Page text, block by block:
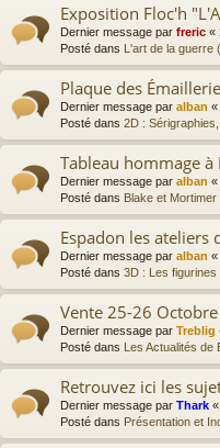
Exposition Floc'h
Dernier message par freric «
Posté dans L'art de la guerre
Plaque des
Dernier message par alban «
Posté dans 2D :
Tableau hommage
Dernier message par alban «
Posté dans Blake et
Espadon les ateliers
Dernier message par alban «
Posté dans 3D : Les figurines
Vente 25-26
Dernier message par Treblig
Posté dans Les Actualités de
Retrouvez ici les
Dernier message par Thark «
Posté dans Présentation et